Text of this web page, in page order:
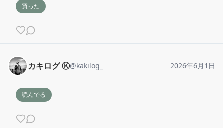
買った
カキログ Ⓚ@kakilog_ 2026年6月1日
読んでる